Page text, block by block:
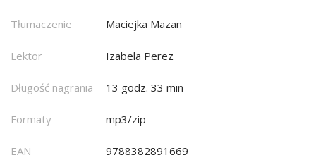
Tłumaczenie Maciejka Mazan
Lektor Izabela Perez
Długość nagrania 13 godz. 33 min
Formaty mp3/zip
EAN 9788382891669